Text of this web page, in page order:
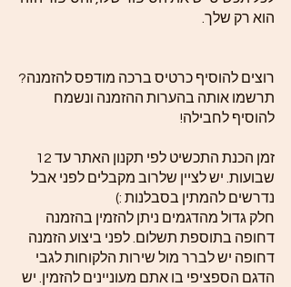
הוא רק שלך.
רוצים להוסיף כרטיס ברכה מודפס להזמנה?
תרשמו אותה בהערות ההזמנה ונשמח
להוסיף לחבילה!
זמן הכנת התכשיט לפי תקנון האתר עד 12
שבועות. יש לציין שלרוב מקבלים לפני אבל
נדרשים להמתין בסבלנות :)
חלק גדול מהדגמים ניתן להזמין בהזמנה
דחופה בתוספת תשלום. לפני ביצוע הזמנה
דחופה יש לברר מול שירות הלקוחות לגבי
הדגם הספציפי בו אתם מעוניינים להזמין. יש